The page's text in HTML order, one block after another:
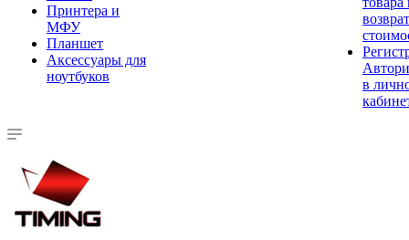
Принтера и
МФУ
Планшет
Аксессуары для
ноутбуков
в